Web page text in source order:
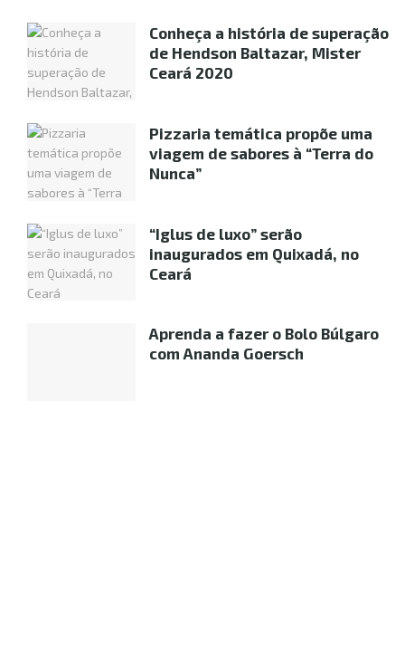
Conheça a história de superação
de Hendson Baltazar, Mister
Ceará 2020
Pizzaria temática propõe uma
viagem de sabores à “Terra do
Nunca”
“Iglus de luxo” serão
inaugurados em Quixadá, no
Ceará
Aprenda a fazer o Bolo Búlgaro
com Ananda Goersch